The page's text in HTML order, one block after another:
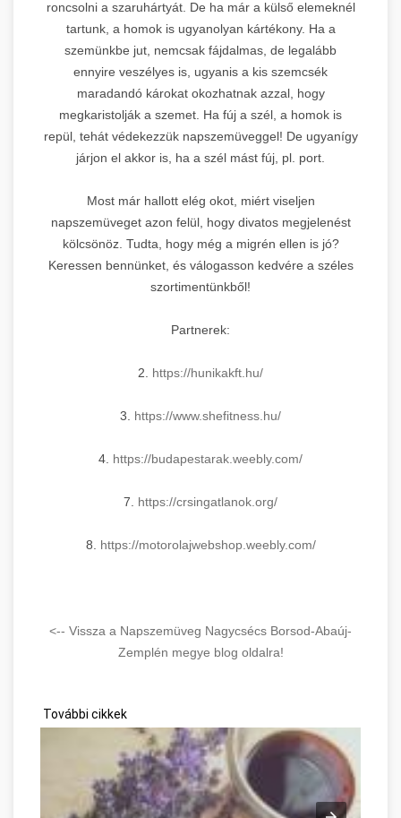
roncsolni a szaruhártyát. De ha már a külső elemeknél
tartunk, a homok is ugyanolyan kártékony. Ha a
szemünkbe jut, nemcsak fájdalmas, de legalább
ennyire veszélyes is, ugyanis a kis szemcsék
maradandó károkat okozhatnak azzal, hogy
megkaristolják a szemet. Ha fúj a szél, a homok is
repül, tehát védekezzük napszemüveggel! De ugyanígy
járjon el akkor is, ha a szél mást fúj, pl. port.
Most már hallott elég okot, miért viseljen
napszemüveget azon felül, hogy divatos megjelenést
kölcsönöz. Tudta, hogy még a migrén ellen is jó?
Keressen bennünket, és válogasson kedvére a széles
szortimentünkből!
Partnerek:
2. https://hunikakft.hu/
3. https://www.shefitness.hu/
4. https://budapestarak.weebly.com/
7. https://crsingatlanok.org/
8. https://motorolajwebshop. weebly.com/
<-- Vissza a Napszemüveg Nagycsécs Borsod-Abaúj-
Zemplén megye blog oldalra!
További cikkek